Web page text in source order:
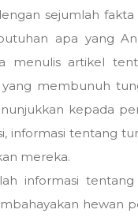
sejumlah
apa yang
menulis artikel
membunuh
kepada
informasi tentang
mereka.
informasi
hewan